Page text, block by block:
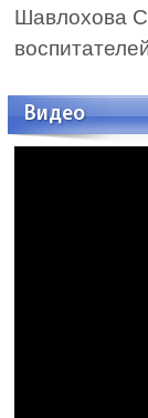
Шавлохова
Видео